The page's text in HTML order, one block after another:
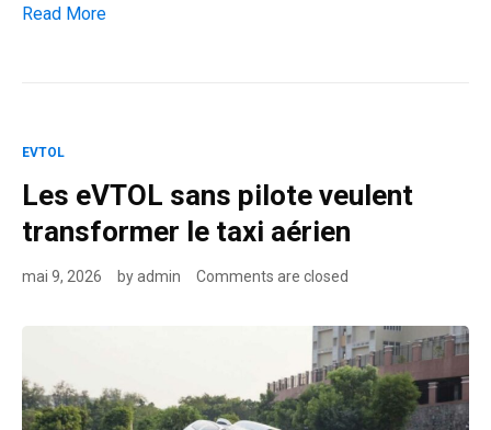
SkyDrive-Tohoku : le Japon teste le passage de l’hélicoptère
Read More
EVTOL
Les eVTOL sans pilote veulent
transformer le taxi aérien
mai 9, 2026 byadmin Comments are closed